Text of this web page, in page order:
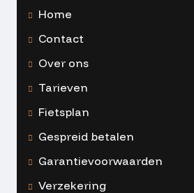
Home
Contact
Over ons
Tarieven
Fietsplan
Gespreid betalen
Garantievoorwaarden
Verzekering